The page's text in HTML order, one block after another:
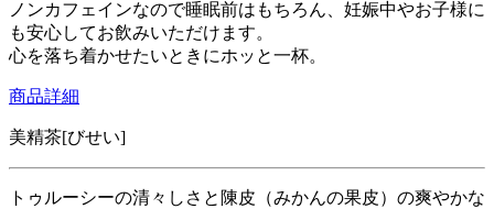
ノンカフェインなので睡眠前はもちろん、妊娠中やお子様に
も安心してお飲みいただけます。
心を落ち着かせたいときにホッと一杯。
商品詳細
美精茶[びせい]
トゥルーシーの清々しさと陳皮（みかんの果皮）の爽やかな